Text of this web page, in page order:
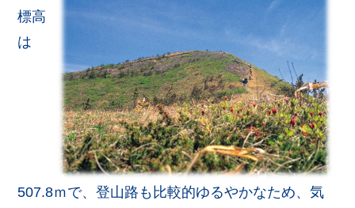
標高
は
507.8ｍで、登山路も比較的ゆるやかなため、気